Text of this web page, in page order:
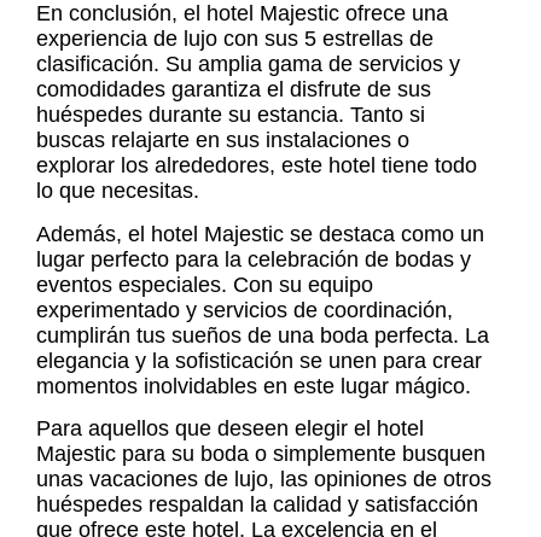
En conclusión, el hotel Majestic ofrece una
experiencia de lujo con sus 5 estrellas de
clasificación. Su amplia gama de servicios y
comodidades garantiza el disfrute de sus
huéspedes durante su estancia. Tanto si
buscas relajarte en sus instalaciones o
explorar los alrededores, este hotel tiene todo
lo que necesitas.
Además, el hotel Majestic se destaca como un
lugar perfecto para la celebración de bodas y
eventos especiales. Con su equipo
experimentado y servicios de coordinación,
cumplirán tus sueños de una boda perfecta. La
elegancia y la sofisticación se unen para crear
momentos inolvidables en este lugar mágico.
Para aquellos que deseen elegir el hotel
Majestic para su boda o simplemente busquen
unas vacaciones de lujo, las opiniones de otros
huéspedes respaldan la calidad y satisfacción
que ofrece este hotel. La excelencia en el